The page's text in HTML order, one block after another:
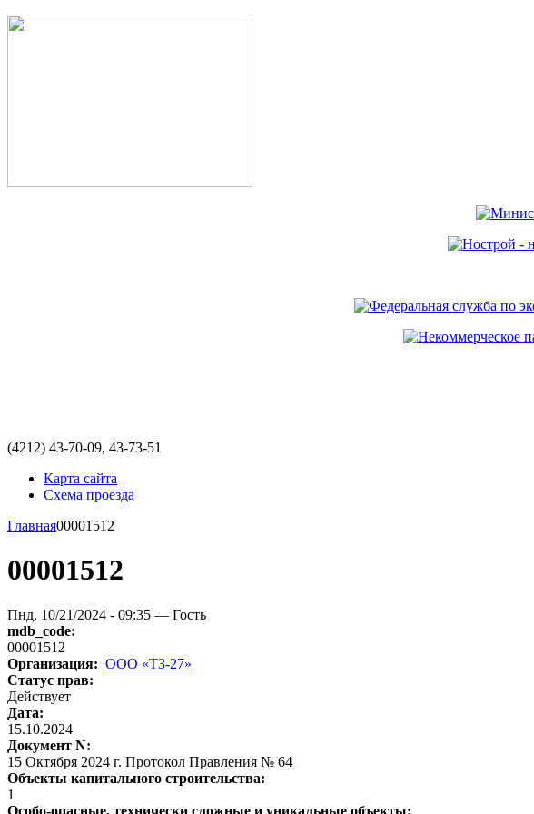
(4212) 43-70-09, 43-73-51
Карта сайта
Схема проезда
Главная00001512
00001512
Пнд, 10/21/2024 - 09:35 — Гость
mdb_code:
00001512
Организация: ООО «ТЗ-27»
Статус прав:
Действует
Дата:
15.10.2024
Документ N:
15 Октября 2024 г. Протокол Правления № 64
Объекты капитального строительства:
1
Особо-опасные, технически сложные и уникальные объекты: